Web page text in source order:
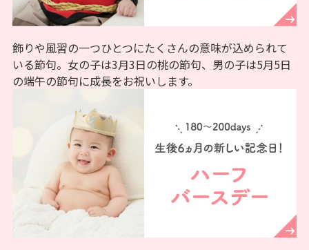
飾りや風習の一つひとつにたくさんの意味が込められて
いる節句。女の子は3月3日の桃の節句、男の子は5月5日
の端午の節句に成長をお祝いします。